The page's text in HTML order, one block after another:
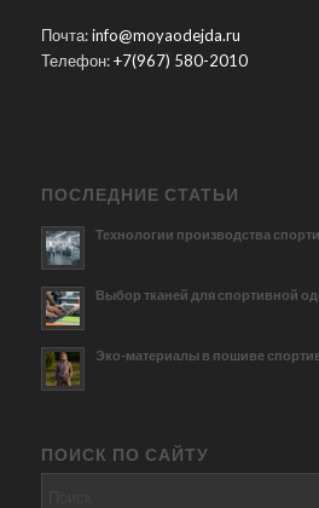
Почта:info@moyaodejda.ru
Телефон:+7(967) 580-2010
ПОСЛЕДНИЕ СТАТЬИ
Технологии производства
Выбор тканей для спортивной
Эко-материалы в пошиве
ПОИСК ПО САЙТУ